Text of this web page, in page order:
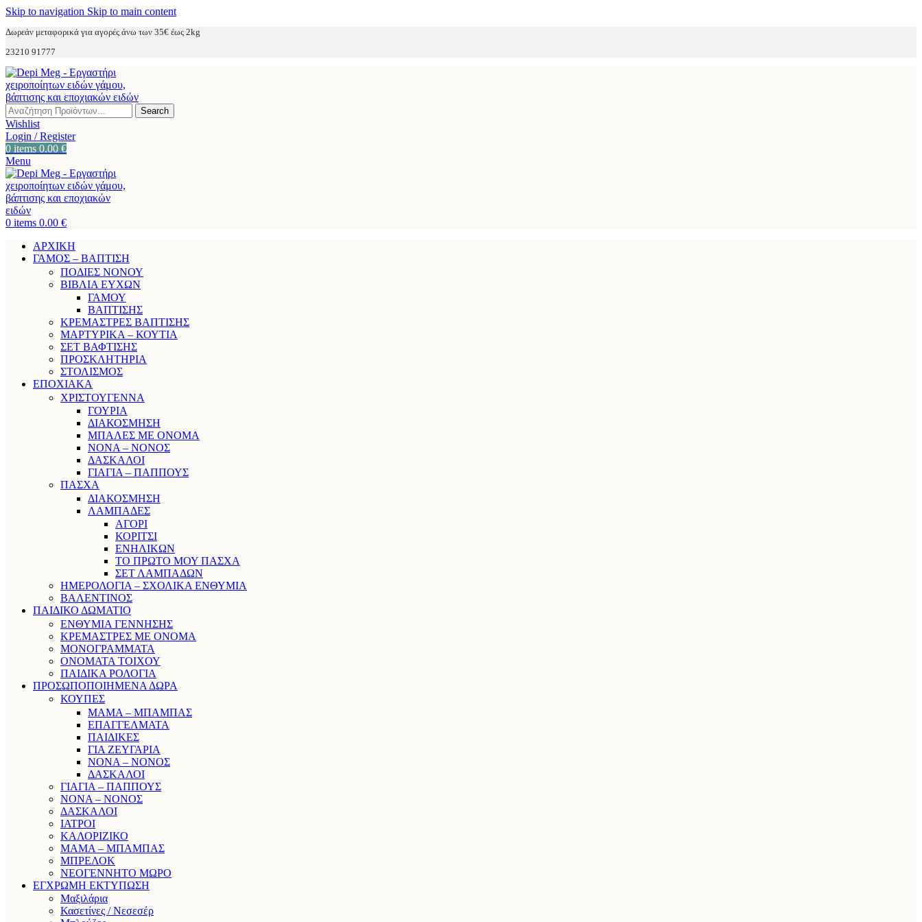
Skip to navigation Skip to main content
Δωρεάν μεταφορικά για αγορές άνω των 35€ έως 2kg
23210 91777
Search
Wishlist
Login / Register
0 items 0.00 €
Menu
0 items 0.00 €
ΑΡΧΙΚΗ
ΓΑΜΟΣ – ΒΑΠΤΙΣΗ
ΠΟΔΙΕΣ ΝΟΝΟΥ
ΒΙΒΛΙΑ ΕΥΧΩΝ
ΓΑΜΟΥ
ΒΑΠΤΙΣΗΣ
ΚΡΕΜΑΣΤΡΕΣ ΒΑΠΤΙΣΗΣ
ΜΑΡΤΥΡΙΚΑ – ΚΟΥΤΙΑ
ΣΕΤ ΒΑΦΤΙΣΗΣ
ΠΡΟΣΚΛΗΤΗΡΙΑ
ΣΤΟΛΙΣΜΟΣ
ΕΠΟΧΙΑΚΑ
ΧΡΙΣΤΟΥΓΕΝΝΑ
ΓΟΥΡΙΑ
ΔΙΑΚΟΣΜΗΣΗ
ΜΠΑΛΕΣ ΜΕ ΟΝΟΜΑ
ΝΟΝΑ – ΝΟΝΟΣ
ΔΑΣΚΑΛΟΙ
ΓΙΑΓΙΑ – ΠΑΠΠΟΥΣ
ΠΑΣΧΑ
ΔΙΑΚΟΣΜΗΣΗ
ΛΑΜΠΑΔΕΣ
ΑΓΟΡΙ
ΚΟΡΙΤΣΙ
ΕΝΗΛΙΚΩΝ
ΤΟ ΠΡΩΤΟ ΜΟΥ ΠΑΣΧΑ
ΣΕΤ ΛΑΜΠΑΔΩΝ
ΗΜΕΡΟΛΟΓΙΑ – ΣΧΟΛΙΚΑ ΕΝΘΥΜΙΑ
ΒΑΛΕΝΤΙΝΟΣ
ΠΑΙΔΙΚΟ ΔΩΜΑΤΙΟ
ΕΝΘΥΜΙΑ ΓΕΝΝΗΣΗΣ
ΚΡΕΜΑΣΤΡΕΣ ΜΕ ΟΝΟΜΑ
ΜΟΝΟΓΡΑΜΜΑΤΑ
ΟΝΟΜΑΤΑ ΤΟΙΧΟΥ
ΠΑΙΔΙΚΑ ΡΟΛΟΓΙΑ
ΠΡΟΣΩΠΟΠΟΙΗΜΕΝΑ ΔΩΡΑ
ΚΟΥΠΕΣ
ΜΑΜΑ – ΜΠΑΜΠΑΣ
ΕΠΑΓΓΕΛΜΑΤΑ
ΠΑΙΔΙΚΕΣ
ΓΙΑ ΖΕΥΓΑΡΙΑ
ΝΟΝΑ – ΝΟΝΟΣ
ΔΑΣΚΑΛΟΙ
ΓΙΑΓΙΑ – ΠΑΠΠΟΥΣ
ΝΟΝΑ – ΝΟΝΟΣ
ΔΑΣΚΑΛΟΙ
ΙΑΤΡΟΙ
ΚΑΛΟΡΙΖΙΚΟ
ΜΑΜΑ – ΜΠΑΜΠΑΣ
ΜΠΡΕΛΟΚ
ΝΕΟΓΕΝΝΗΤΟ ΜΩΡΟ
ΕΓΧΡΩΜΗ ΕΚΤΥΠΩΣΗ
Μαξιλάρια
Κασετίνες / Νεσεσέρ